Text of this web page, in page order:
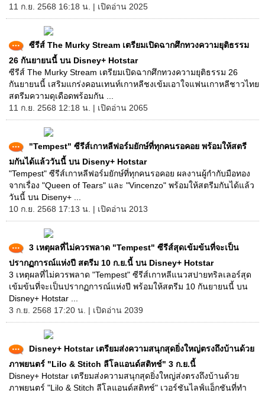
11 ก.ย. 2568 16:18 น. | เปิดอ่าน 2025
ซีรีส์ The Murky Stream เตรียมเปิดฉากศึกทวงความยุติธรรม
26 กันยายนนี้ บน Disney+ Hotstar
ซีรีส์ The Murky Stream เตรียมเปิดฉากศึกทวงความยุติธรรม 26
กันยายนนี้ เสริมแกร่งคอนเทนท์เกาหลีชงเข้มเอาใจแฟนเกาหลีชาวไทย
สตรีมความดุเดือดพร้อมกัน ...
11 ก.ย. 2568 12:18 น. | เปิดอ่าน 2065
"Tempest" ซีรีส์เกาหลีฟอร์มยักษ์ที่ทุกคนรอคอย พร้อมให้สตรี
มกันได้แล้ววันนี้ บน Diseny+ Hotstar
"Tempest" ซีรีส์เกาหลีฟอร์มยักษ์ที่ทุกคนรอคอย ผลงานผู้กำกับมือทอง
จากเรื่อง "Queen of Tears" และ "Vincenzo" พร้อมให้สตรีมกันได้แล้ว
วันนี้ บน Diseny+ ...
10 ก.ย. 2568 17:13 น. | เปิดอ่าน 2013
3 เหตุผลที่ไม่ควรพลาด "Tempest" ซีรีส์สุดเข้มข้นที่จะเป็น
ปรากฏการณ์แห่งปี สตรีม 10 ก.ย.นี้ บน Disney+ Hotstar
3 เหตุผลที่ไม่ควรพลาด "Tempest" ซีรีส์เกาหลีแนวสปายทริลเลอร์สุด
เข้มข้นที่จะเป็นปรากฏการณ์แห่งปี พร้อมให้สตรีม 10 กันยายนนี้ บน
Disney+ Hotstar ...
3 ก.ย. 2568 17:20 น. | เปิดอ่าน 2039
Disney+ Hotstar เตรียมส่งความสนุกสุดยิ่งใหญ่ตรงถึงบ้านด้วย
ภาพยนตร์ "Lilo & Stitch ลีโลแอนด์สติทช์" 3 ก.ย.นี้
Disney+ Hotstar เตรียมส่งความสนุกสุดยิ่งใหญ่ส่งตรงถึงบ้านด้วย
ภาพยนตร์ "Lilo & Stitch ลีโลแอนด์สติทช์" เวอร์ชันไลฟ์แอ็กชันที่ทำ